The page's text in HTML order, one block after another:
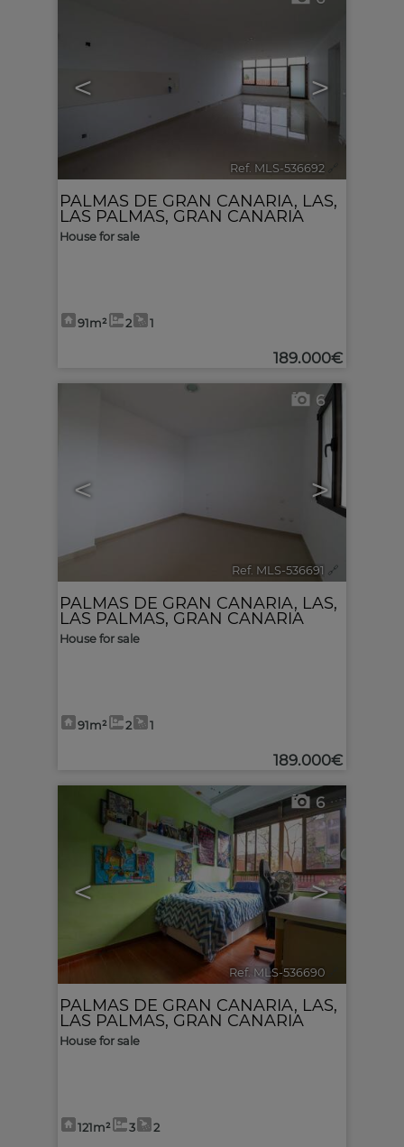
< >
Ref. MLS-536692
PALMAS DE GRAN CANARIA, LAS,
LAS PALMAS, GRAN CANARIA
House for sale
91m² 2 1
189.000€
< >
6
Ref. MLS-536691 🔗
PALMAS DE GRAN CANARIA, LAS,
LAS PALMAS, GRAN CANARIA
House for sale
91m² 2 1
189.000€
< >
6
Ref. MLS-536690
PALMAS DE GRAN CANARIA, LAS,
LAS PALMAS, GRAN CANARIA
House for sale
121m² 3 2